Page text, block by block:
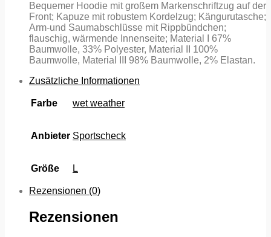
Bequemer Hoodie mit großem Markenschriftzug auf der
Front; Kapuze mit robustem Kordelzug; Kängurutasche;
Arm-und Saumabschlüsse mit Rippbündchen;
flauschig, wärmende Innenseite; Material I 67%
Baumwolle, 33% Polyester, Material II 100%
Baumwolle, Material III 98% Baumwolle, 2% Elastan.
Zusätzliche Informationen
Farbe wet weather
Anbieter Sportscheck
Größe L
Rezensionen (0)
Rezensionen